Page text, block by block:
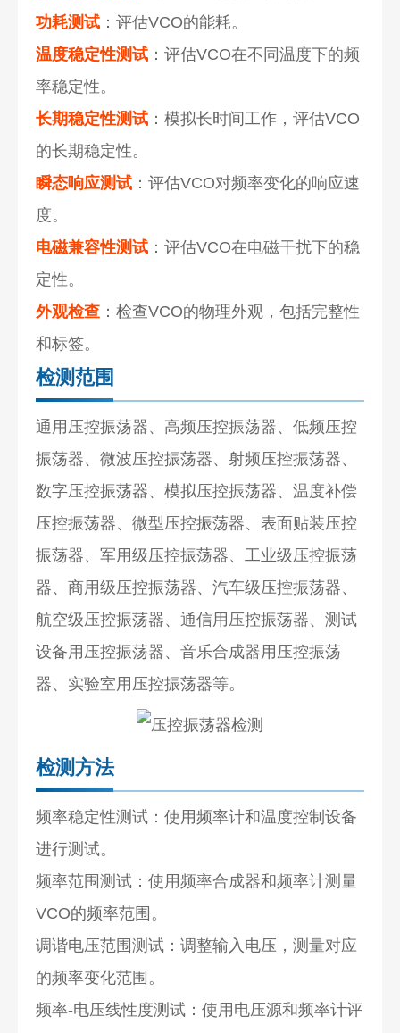
功耗测试 ：评估VCO的能耗。
温度稳定性测试 ：评估VCO在不同温度下的频
率稳定性。
长期稳定性测试 ：模拟长时间工作，评估VCO
的长期稳定性。
瞬态响应测试 ：评估VCO对频率变化的响应速
度。
电磁兼容性测试 ：评估VCO在电磁干扰下的稳
定性。
外观检查 ：检查VCO的物理外观，包括完整性
和标签。
检测范围
通用压控振荡器、高频压控振荡器、低频压控
振荡器、微波压控振荡器、射频压控振荡器、
数字压控振荡器、模拟压控振荡器、温度补偿
压控振荡器、微型压控振荡器、表面贴装压控
振荡器、军用级压控振荡器、工业级压控振荡
器、商用级压控振荡器、汽车级压控振荡器、
航空级压控振荡器、通信用压控振荡器、测试
设备用压控振荡器、音乐合成器用压控振荡
器、实验室用压控振荡器等。
检测方法
频率稳定性测试：使用频率计和温度控制设备
进行测试。
频率范围测试：使用频率合成器和频率计测量
VCO的频率范围。
调谐电压范围测试：调整输入电压，测量对应
的频率变化范围。
频率-电压线性度测试：使用电压源和频率计评